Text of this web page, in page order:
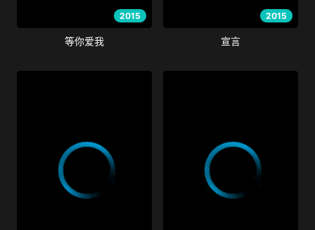
2015
等你爱我
2015
宣言